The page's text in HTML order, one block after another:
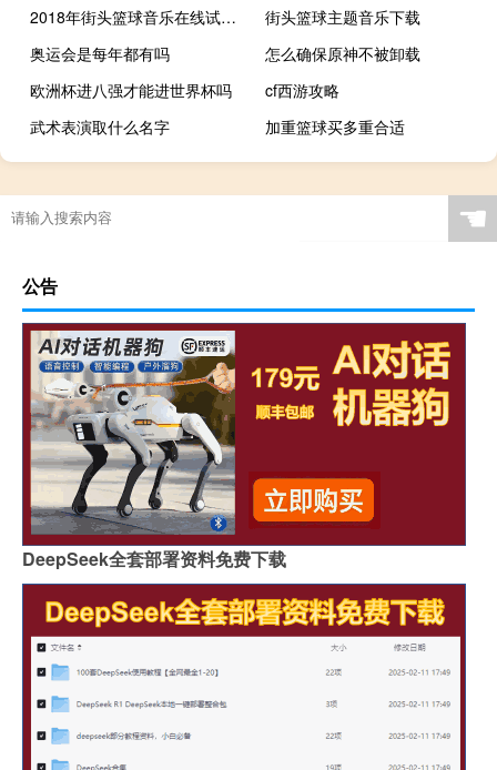
2018年街头篮球音乐在线试听及下载
街头篮球主题音乐下载
奥运会是每年都有吗
怎么确保原神不被卸载
欧洲杯进八强才能进世界杯吗
cf西游攻略
武术表演取什么名字
加重篮球买多重合适
东京奥运会哪个台直播
姚明是怎么受伤的
什么买球平台最安全
干粉灭火器每满几年检修一次☚
公告
DeepSeek全套部署资料免费下载